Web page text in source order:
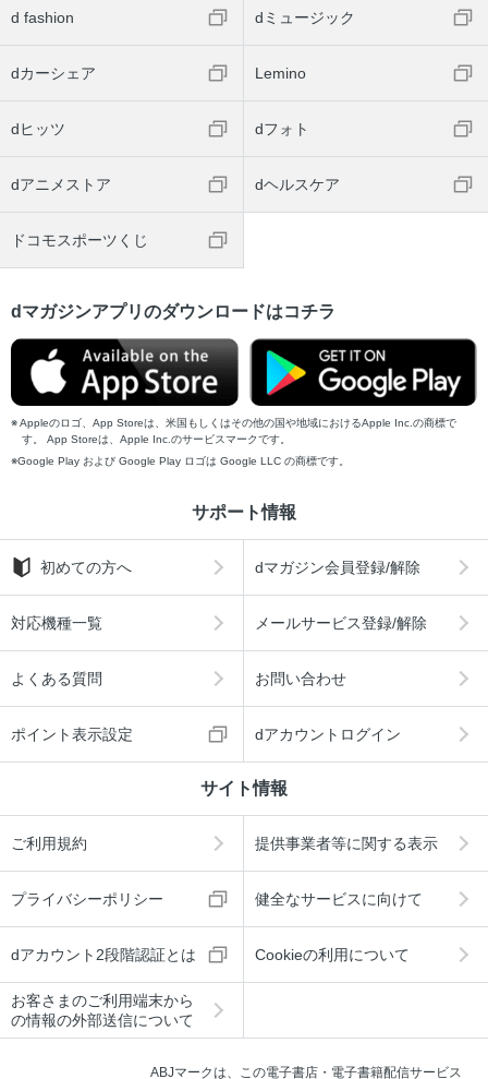
d fashion dミュージック
dカーシェア Lemino
dヒッツ dフォト
dアニメストア dヘルスケア
ドコモスポーツくじ
dマガジンアプリのダウンロードはコチラ
Appleのロゴ、App Storeは、米国もしくはその他の国や地域におけるApple Inc.の商標で
す。 App Storeは、Apple Inc.のサービスマークです。
Google Play および Google Play ロゴは Google LLC の商標です。
サポート情報
初めての方へ dマガジン会員登録/解除
対応機種一覧 メールサービス登録/解除
よくある質問 お問い合わせ
ポイント表示設定 dアカウントログイン
サイト情報
ご利用規約 提供事業者等に関する表示
プライバシーポリシー 健全なサービスに向けて
dアカウント2段階認証とは Cookieの利用について
お客さまのご利用端末から
の情報の外部送信について
ABJマークは、この電子書店・電子書籍配信サービス